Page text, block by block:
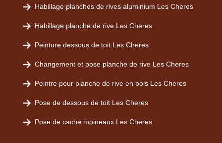
Habillage planches de rives aluminium Les Cheres
Habillage planche de rive Les Cheres
Peinture dessous de toit Les Cheres
Changement et pose planche de rive Les Cheres
Peintre pour planche de rive en bois Les Cheres
Pose de dessous de toit Les Cheres
Pose de cache moineaux Les Cheres